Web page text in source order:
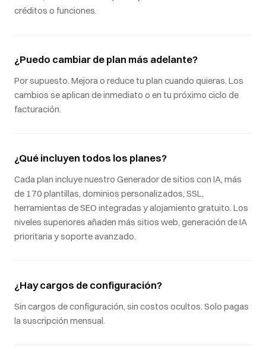
créditos o funciones.
¿Puedo cambiar de plan más adelante?
Por supuesto. Mejora o reduce tu plan cuando quieras. Los
cambios se aplican de inmediato o en tu próximo ciclo de
facturación.
¿Qué incluyen todos los planes?
Cada plan incluye nuestro Generador de sitios con IA, más
de 170 plantillas, dominios personalizados, SSL,
herramientas de SEO integradas y alojamiento gratuito. Los
niveles superiores añaden más sitios web, generación de IA
prioritaria y soporte avanzado.
¿Hay cargos de configuración?
Sin cargos de configuración, sin costos ocultos. Solo pagas
la suscripción mensual.